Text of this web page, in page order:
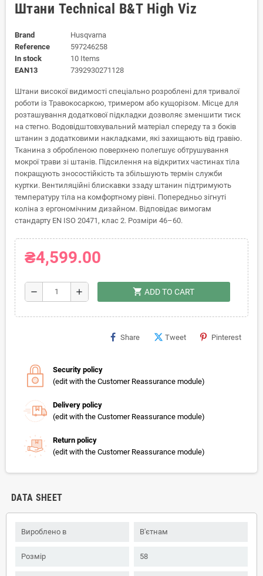
Штани Technical B&T High Viz
Brand
Husqvarna
Reference
597246258
In stock
10 Items
EAN13
7392930271128
Штани високої видимості спеціально розроблені для тривалої
роботи із Травокосаркою, тримером або кущорізом. Місце для
розташування додаткової підкладки дозволяє зменшити тиск
на стегно. Водовідштовхувальний матеріал спереду та з боків
штанин з додатковими накладками, які захищають від гравію.
Тканина з обробленою поверхнею полегшує обтрушування
мокрої трави зі штанів. Підсилення на відкритих частинах тіла
покращують зносостійкість та збільшують термін служби
куртки. Вентиляційні блискавки ззаду штанин підтримують
температуру тіла на комфортному рівні. Попередньо зігнуті
коліна з ергономічним дизайном. Відповідає вимогам
стандарту EN ISO 20471, клас 2. Розміри 46–60.
₴4,599.00
remove add shopping_cart ADD TO CART
Share Tweet Pinterest
Security policy
(edit with the Customer Reassurance module)
Delivery policy
(edit with the Customer Reassurance module)
Return policy
(edit with the Customer Reassurance module)
DATA SHEET
Вироблено в В'єтнам
Розмір 58